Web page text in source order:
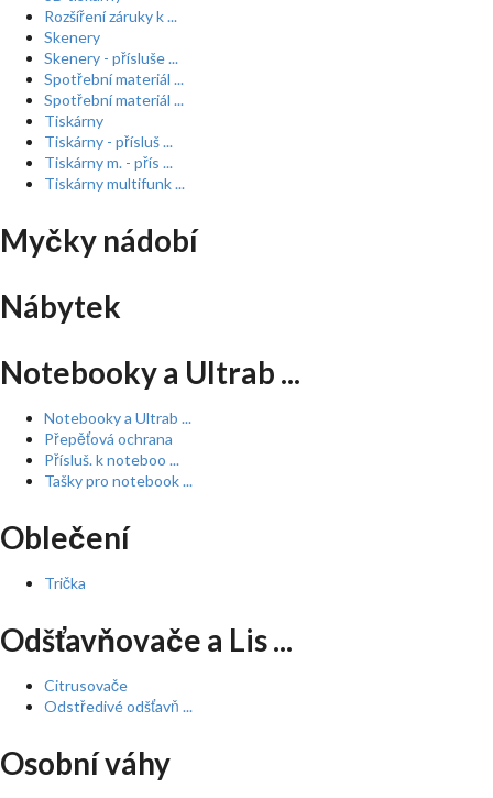
Rozšíření záruky k ...
Skenery
Skenery - přísluše ...
Spotřební materiál ...
Spotřební materiál ...
Tiskárny
Tiskárny - přísluš ...
Tiskárny m. - přís ...
Tiskárny multifunk ...
Myčky nádobí
Nábytek
Notebooky a Ultrab ...
Notebooky a Ultrab ...
Přepěťová ochrana
Přísluš. k noteboo ...
Tašky pro notebook ...
Oblečení
Trička
Odšťavňovače a Lis ...
Citrusovače
Odstředivé odšťavň ...
Osobní váhy